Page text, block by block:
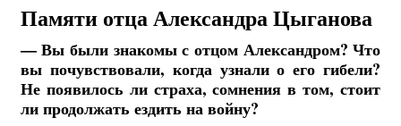
Памяти отца Александра Цыганова
— Вы были знакомы с отцом Александром? Что
вы почувствовали, когда узнали о его гибели?
Не появилось ли страха, сомнения в том, стоит
ли продолжать ездить на войну?